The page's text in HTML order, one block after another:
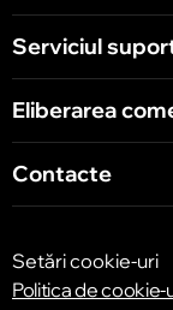
Chișinău
str.
Serviciul
Eliberarea
Contacte
Setări cookie-uri
Politica de cookie-